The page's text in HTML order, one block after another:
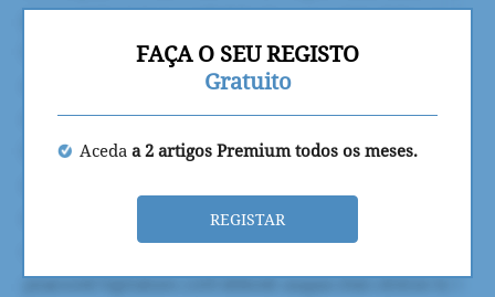
FAÇA O SEU REGISTO
Gratuito
Aceda a 2 artigos Premium todos os meses.
REGISTAR